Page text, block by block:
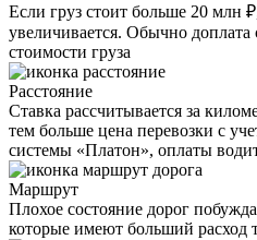
Если груз стоит больше 20 млн
увеличивается. Обычно доплата
стоимости груза
Расстояние
Ставка рассчитывается за
тем больше цена перевозки с
системы «Платон», оплаты
Маршрут
Плохое состояние дорог
которые имеют больший расход